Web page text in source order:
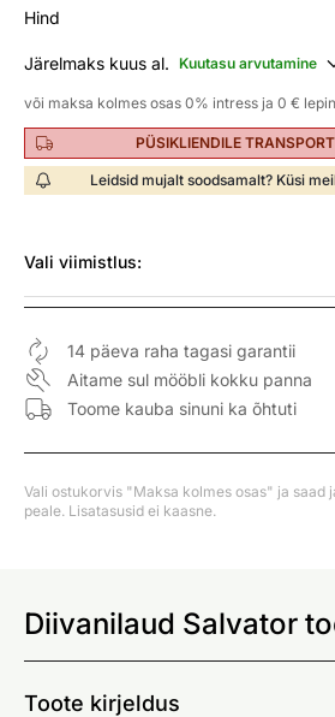
Hind
Järelmaks kuus al. Kuutasu arvutamine
või maksa kolmes osas 0% intress ja 0 €
PÜSIKLIENDILE
Leidsid mujalt soodsamalt? Küsi
Vali viimistlus:
14 päeva raha tagasi garantii
Aitame sul mööbli kokku panna
Toome kauba sinuni ka õhtuti
Vali ostukorvis "Maksa kolmes osas" ja saad
peale. Lisatasusid ei kaasne.
Diivanilaud Salvator
Toote kirjeldus